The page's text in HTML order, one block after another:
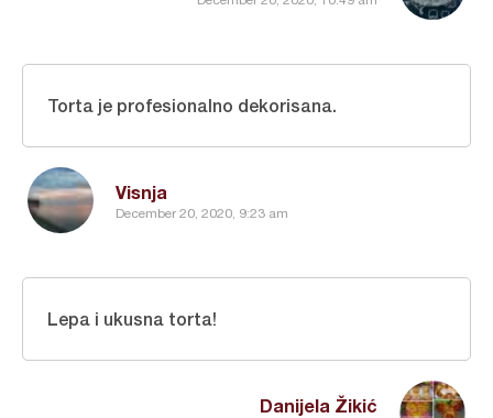
Visnja
December 20, 2020, 9:23 am
Torta je profesionalno dekorisana.
Danijela Žikić
Lepa i ukusna torta!